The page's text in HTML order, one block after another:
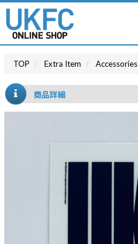
TOP Extra Item Accessories
商品詳細